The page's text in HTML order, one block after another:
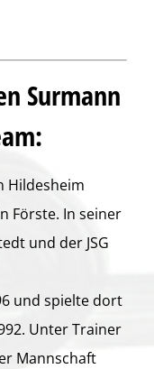
Surmann
Hildesheim
Förste. In seiner
und der JSG
und spielte dort
Unter Trainer
Mannschaft